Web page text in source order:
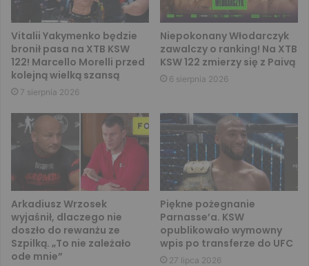
Vitalii Yakymenko będzie
bronił pasa na XTB KSW
122! Marcello Morelli przed
kolejną wielką szansą
7 sierpnia 2026
Niepokonany Włodarczyk
zawalczy o ranking! Na XTB
KSW 122 zmierzy się z Paivą
6 sierpnia 2026
Arkadiusz Wrzosek
wyjaśnił, dlaczego nie
doszło do rewanżu ze
Szpilką. „To nie zależało
ode mnie”
Piękne pożegnanie
Parnasse’a. KSW
opublikowało wymowny
wpis po transferze do UFC
27 lipca 2026